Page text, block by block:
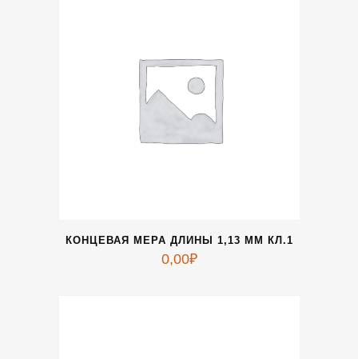
КОНЦЕВАЯ МЕРА ДЛИНЫ 1,13 ММ КЛ.1
0,00₽